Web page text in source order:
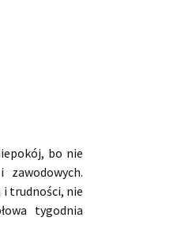
bo nie
trudności, nie
tygodnia